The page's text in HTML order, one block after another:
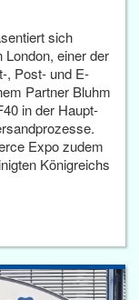
sich
einer der
, Post- und E-
Partner Bluhm
in der Haupt­
Expo zudem
Königreichs